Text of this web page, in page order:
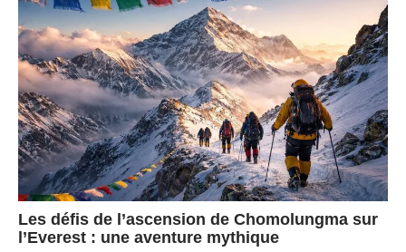
Les défis de l’ascension de Chomolungma sur
l’Everest : une aventure mythique